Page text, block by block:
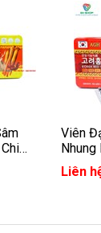
Viên
Hàn
Liên